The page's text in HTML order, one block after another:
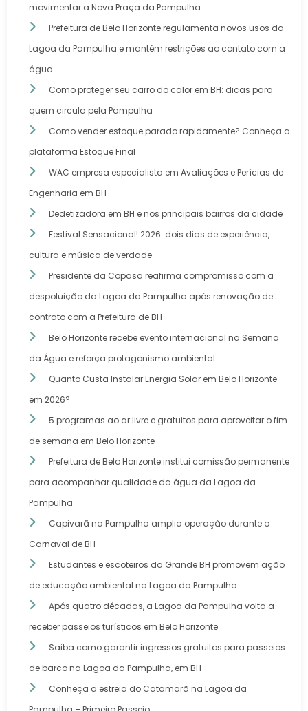
movimentar a Nova Praça da Pampulha
Prefeitura de Belo Horizonte regulamenta novos usos da
Lagoa da Pampulha e mantém restrições ao contato com a
água
Como proteger seu carro do calor em BH: dicas para
quem circula pela Pampulha
Como vender estoque parado rapidamente? Conheça a
plataforma Estoque Final
WAC empresa especialista em Avaliações e Perícias de
Engenharia em BH
Dedetizadora em BH e nos principais bairros da cidade
Festival Sensacional! 2026: dois dias de experiência,
cultura e música de verdade
Presidente da Copasa reafirma compromisso com a
despoluição da Lagoa da Pampulha após renovação de
contrato com a Prefeitura de BH
Belo Horizonte recebe evento internacional na Semana
da Água e reforça protagonismo ambiental
Quanto Custa Instalar Energia Solar em Belo Horizonte
em 2026?
5 programas ao ar livre e gratuitos para aproveitar o fim
de semana em Belo Horizonte
Prefeitura de Belo Horizonte institui comissão permanente
para acompanhar qualidade da água da Lagoa da
Pampulha
Capivarã na Pampulha amplia operação durante o
Carnaval de BH
Estudantes e escoteiros da Grande BH promovem ação
de educação ambiental na Lagoa da Pampulha
Após quatro décadas, a Lagoa da Pampulha volta a
receber passeios turísticos em Belo Horizonte
Saiba como garantir ingressos gratuitos para passeios
de barco na Lagoa da Pampulha, em BH
Conheça a estreia do Catamarã na Lagoa da